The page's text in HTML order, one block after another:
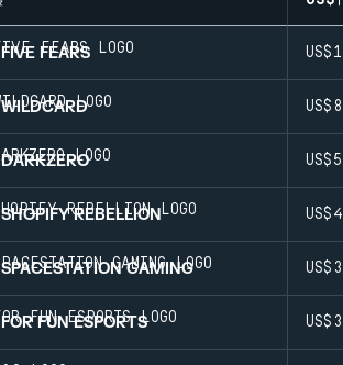
FIVE FEARS
WILDCARD
DARKZERO
SHOPIFY REBELLION
SPACESTATION GAMING
FOR FUN ESPORTS